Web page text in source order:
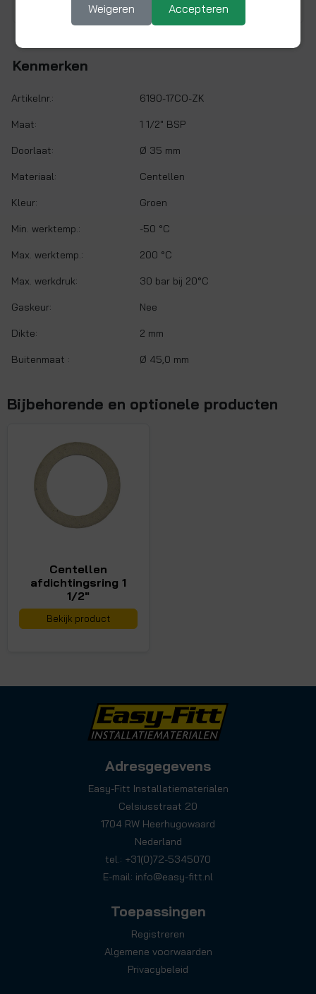
Kenmerken
Artikelnr.: 6190-17CO-ZK
Maat: 1 1/2" BSP
Doorlaat: Ø 35 mm
Materiaal: Centellen
Kleur: Groen
Min. werktemp.: -50 °C
Max. werktemp.: 200 °C
Max. werkdruk: 30 bar bij 20°C
Gaskeur: Nee
Dikte: 2 mm
Buitenmaat : Ø 45,0 mm
Bijbehorende en optionele producten
Centellen
afdichtingsring 1
1/2"
Bekijk product
Adresgegevens
Easy-Fitt Installatiematerialen
Celsiusstraat 20
1704 RW Heerhugowaard
Nederland
tel.: +31(0)72-5345070
E-mail: info@easy-fitt.nl
Toepassingen
Registreren
Algemene voorwaarden
Privacybeleid
Weigeren Accepteren